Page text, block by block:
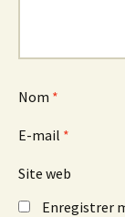
Nom *
E-mail *
Site web
Enregistrer